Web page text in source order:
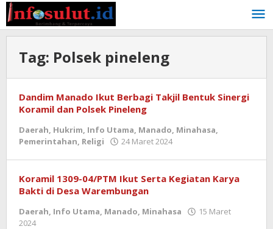
Lewati
ke
konten
Tag: Polsek pineleng
Dandim Manado Ikut Berbagi Takjil Bentuk Sinergi
Koramil dan Polsek Pineleng
Daerah, Hukrim, Info Utama, Manado, Minahasa,
Pemerintahan, Religi 24 Maret 2024
Koramil 1309-04/PTM Ikut Serta Kegiatan Karya
Bakti di Desa Warembungan
Daerah, Info Utama, Manado, Minahasa
15 Maret
2024